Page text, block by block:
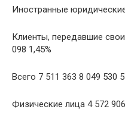
Иностранные
Клиенты, передавшие
098 1,45%
Всего 7 511 363 8 049 530
Физические лица 4 572